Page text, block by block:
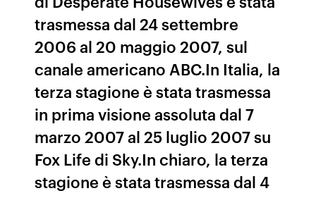
trasmessa dal 24 settembre
2006 al 20 maggio 2007, sul
canale americano ABC.In Italia, la
terza stagione è stata trasmessa
in prima visione assoluta dal 7
marzo 2007 al 25 luglio 2007 su
Fox Life di Sky.In chiaro, la terza
stagione è stata trasmessa dal 4